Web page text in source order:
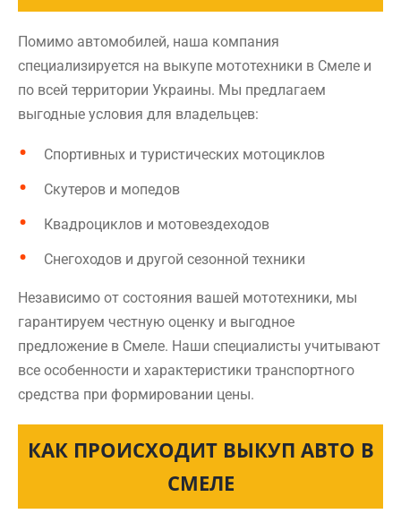
Помимо автомобилей, наша компания
специализируется на выкупе мототехники в Смеле и
по всей территории Украины. Мы предлагаем
выгодные условия для владельцев:
Спортивных и туристических мотоциклов
Скутеров и мопедов
Квадроциклов и мотовездеходов
Снегоходов и другой сезонной техники
Независимо от состояния вашей мототехники, мы
гарантируем честную оценку и выгодное
предложение в Смеле. Наши специалисты учитывают
все особенности и характеристики транспортного
средства при формировании цены.
КАК ПРОИСХОДИТ ВЫКУП АВТО В
СМЕЛЕ